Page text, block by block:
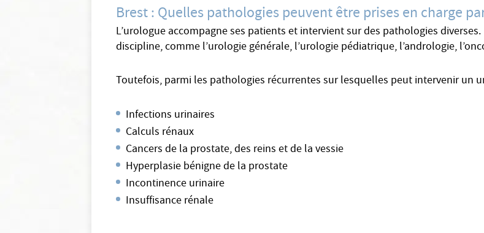
Brest : Quelles pathologies peuvent être prises en charge
L’urologue accompagne ses patients et intervient sur des pathologies
discipline, comme l’urologie générale, l’urologie pédiatrique, l’andrologie,
Toutefois, parmi les pathologies récurrentes sur lesquelles peut intervenir un
Infections urinaires
Calculs rénaux
Cancers de la prostate, des reins et de la vessie
Hyperplasie bénigne de la prostate
Incontinence urinaire
Insuffisance rénale